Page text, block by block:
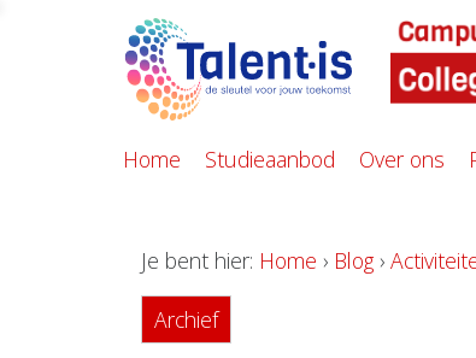
Home Studieaanbod Over ons
Je bent hier: Home › Blog ›
Archief